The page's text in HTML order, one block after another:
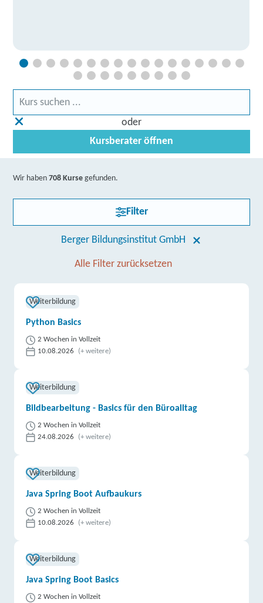
oder
Kursberater öffnen
Wir haben708 Kurse gefunden.
Filter
Berger Bildungsinstitut GmbH
Alle Filter zurücksetzen
Weiterbildung
Python Basics
2 Wochen in Vollzeit
10.08.2026
(+ weitere)
Weiterbildung
Bildbearbeitung - Basics für den Büroalltag
2 Wochen in Vollzeit
24.08.2026
(+ weitere)
Weiterbildung
Java Spring Boot Aufbaukurs
2 Wochen in Vollzeit
10.08.2026
(+ weitere)
Weiterbildung
Java Spring Boot Basics
2 Wochen in Vollzeit